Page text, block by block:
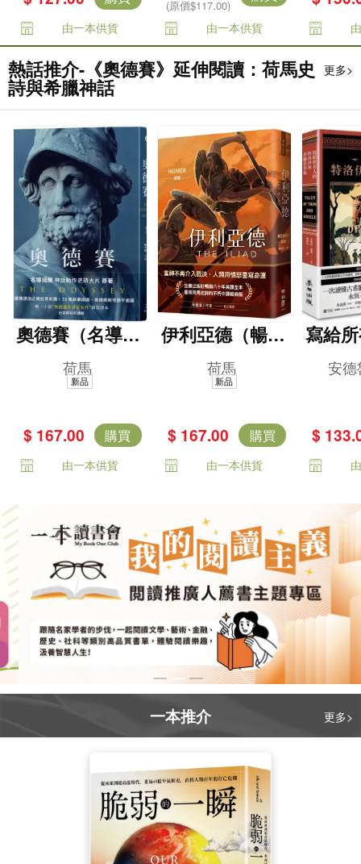
由一本供貨
(原價$117.00)
由一本供貨
熱話推介-《奧德賽》延伸閱讀：荷馬史
詩與希臘神話
更多>
奧德賽（名導諾
蘭史詩大片原
著，唯一主張
女性）傳奇譯
本）
荷馬
新品
$ 167.00 購買
由一本供貨
伊利亞德（暢銷
80年英譯全本，
不朽中譯珍藏經
荷馬
新品
$ 167.00 購買
由一本供貨
寫給
洛伊
集
里亞
賽》
安德
$
一本推介 更多>